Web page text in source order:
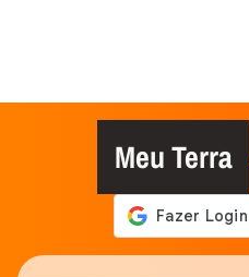
Meu Terra